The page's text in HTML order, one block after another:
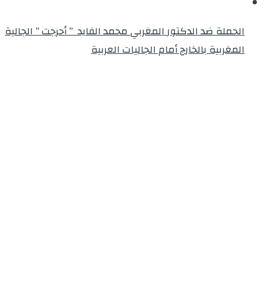
الحملة ضد الدكتور المغربي محمد الفايد ” أحرجت ” الجالية
المغربية بالخارج أمام الجاليات العربية